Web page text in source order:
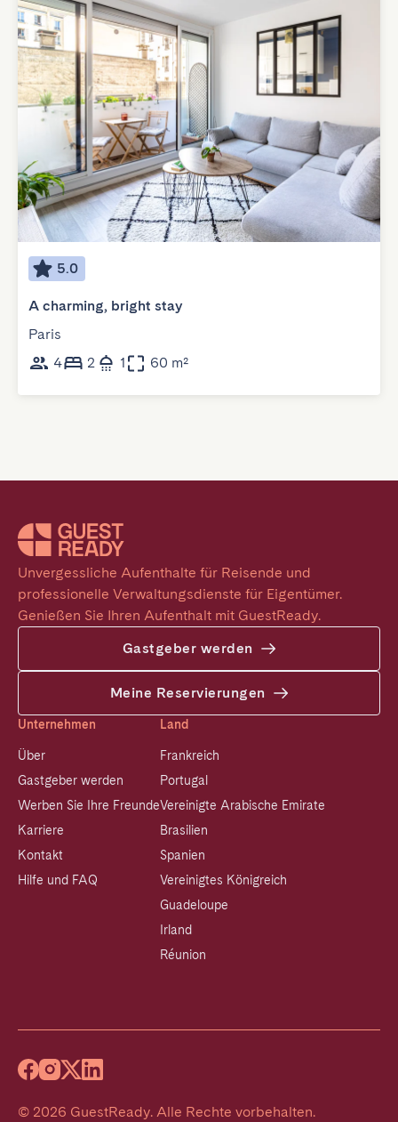
5.0
A charming, bright stay
Paris
4
2 1 60 m²
Unvergessliche Aufenthalte für Reisende und
professionelle Verwaltungsdienste für Eigentümer.
Genießen Sie Ihren Aufenthalt mit GuestReady.
Gastgeber werden
Meine Reservierungen
Unternehmen
Über
Gastgeber werden
Werben Sie Ihre Freunde
Karriere
Kontakt
Hilfe und FAQ
Land
Frankreich
Portugal
Vereinigte Arabische Emirate
Brasilien
Spanien
Vereinigtes Königreich
Guadeloupe
Irland
Réunion
© 2026 GuestReady. Alle Rechte vorbehalten.